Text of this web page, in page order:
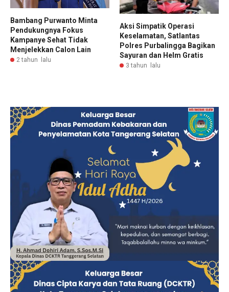
Bambang Purwanto Minta
Pendukungnya Fokus
Kampanye Sehat Tidak
Menjelekkan Calon Lain
2 tahun lalu
Aksi Simpatik Operasi
Keselamatan, Satlantas
Polres Purbalingga Bagikan
Sayuran dan Helm Gratis
3 tahun lalu